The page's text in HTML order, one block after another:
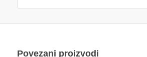
Povezani proizvodi